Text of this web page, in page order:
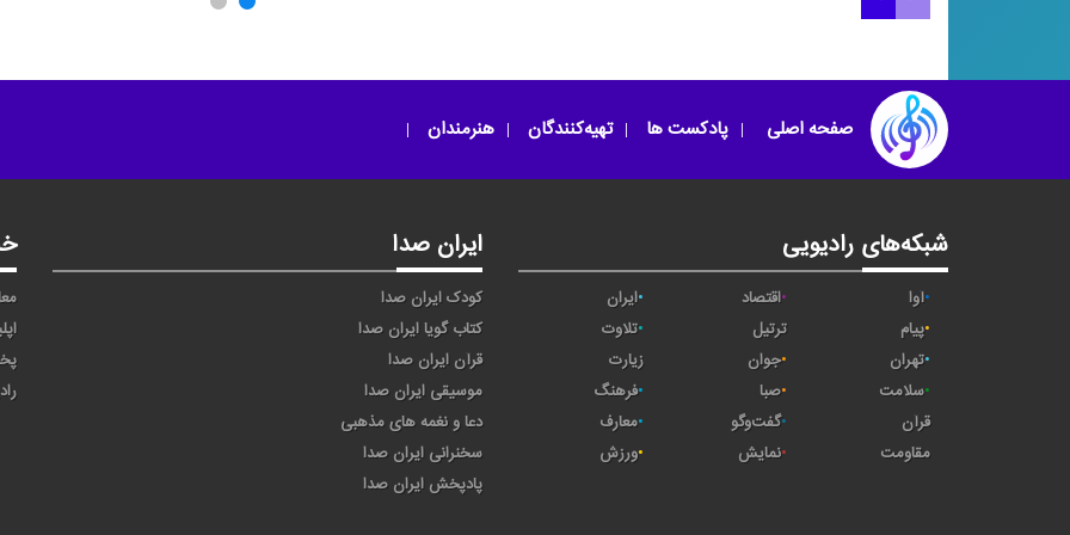
صفحه اصلی پادکست ها تهیه‌کنندگان هنرمندان
شبکه‌های رادیویی
آوا اقتصاد
ایران
پیام
ترتیل
تلاوت
تهران
جوان
زیارت
سلامت
صبا
فرهنگ
قرآن
گفت‌وگو
معارف
مقاومت
نمایش ورزش
ایران صدا
کودک ایران صدا
کتاب گویا ایران صدا
قرآن ایران صدا
موسیقی ایران صدا
دعا و نغمه های مذهبی
سخنرانی ایران صدا
پادپخش ایران صدا